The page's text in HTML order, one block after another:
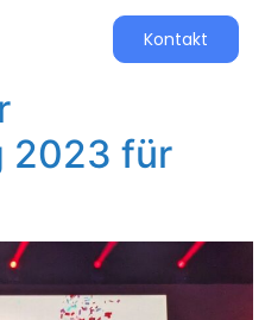
Kontakt
2023 für